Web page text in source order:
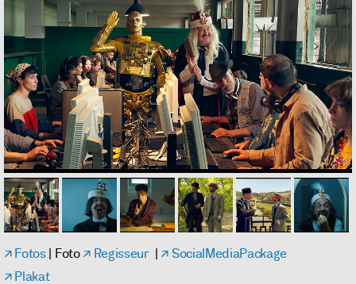
Fotos| Foto Regisseur|
SocialMediaPackage
Plakat